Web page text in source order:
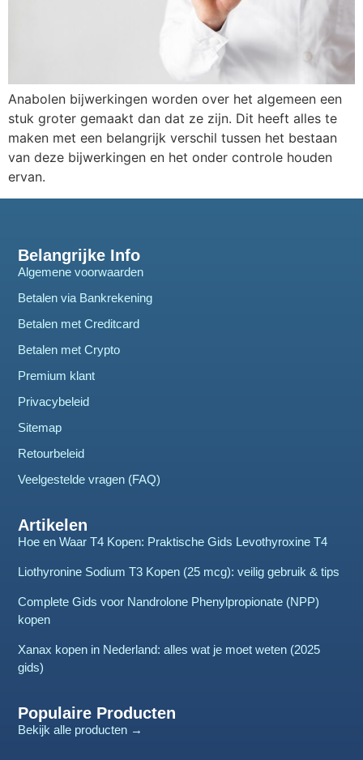
Anabolen bijwerkingen worden over het algemeen een
stuk groter gemaakt dan dat ze zijn. Dit heeft alles te
maken met een belangrijk verschil tussen het bestaan
van deze bijwerkingen en het onder controle houden
ervan.
Belangrijke Info
Algemene voorwaarden
Betalen via Bankrekening
Betalen met Creditcard
Betalen met Crypto
Premium klant
Privacybeleid
Sitemap
Retourbeleid
Veelgestelde vragen (FAQ)
Artikelen
Hoe en Waar T4 Kopen: Praktische Gids Levothyroxine T4
Liothyronine Sodium T3 Kopen (25 mcg): veilig gebruik & tips
Complete Gids voor Nandrolone Phenylpropionate (NPP)
kopen
Xanax kopen in Nederland: alles wat je moet weten (2025
gids)
Populaire Producten
Bekijk alle producten →